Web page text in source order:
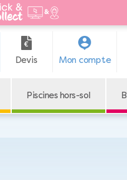
Devis Mon compte
Piscines hors-sol